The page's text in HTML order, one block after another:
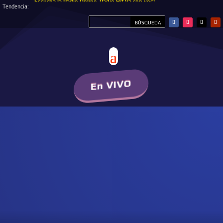
Tendencia:
Escucha la Radio Online, Radio Hit Va con vos!
En VIVO